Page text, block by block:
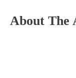
About The